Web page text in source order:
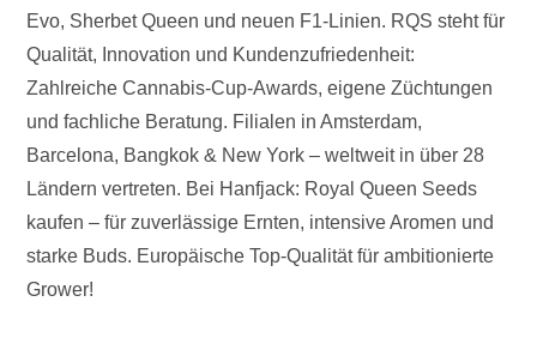
Evo, Sherbet Queen und neuen F1-Linien. RQS steht für
Qualität, Innovation und Kundenzufriedenheit:
Zahlreiche Cannabis-Cup-Awards, eigene Züchtungen
und fachliche Beratung. Filialen in Amsterdam,
Barcelona, Bangkok & New York – weltweit in über 28
Ländern vertreten. Bei Hanfjack: Royal Queen Seeds
kaufen – für zuverlässige Ernten, intensive Aromen und
starke Buds. Europäische Top-Qualität für ambitionierte
Grower!